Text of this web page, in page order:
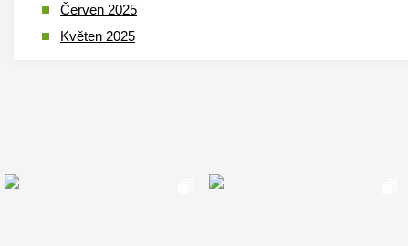
Červen 2025
Květen 2025